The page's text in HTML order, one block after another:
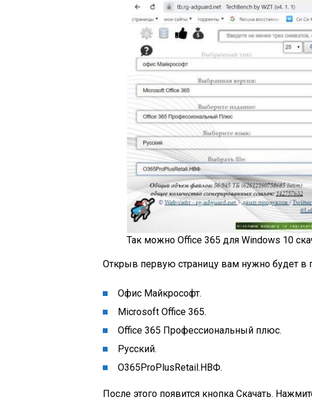
Так можно Office 365 для Windows 10
Открыв первую страницу вам нужно будет в
Офис Майкрософт.
Microsoft Office 365.
Office 365 Профессиональный плюс.
Русский.
O365ProPlusRetail.НВФ.
После этого появится кнопка Скачать.